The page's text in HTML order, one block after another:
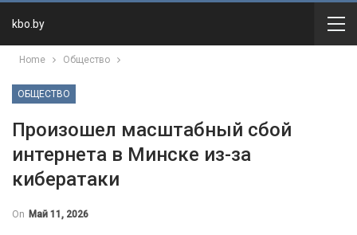
kbo.by
Home Общество
ОБЩЕСТВО
Произошел масштабный сбой
интернета в Минске из-за
кибератаки
On Май 11, 2026